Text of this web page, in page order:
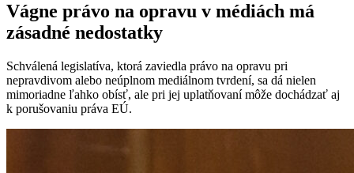
Vágne právo na opravu v médiách má
zásadné nedostatky
Schválená legislatíva, ktorá zaviedla právo na opravu pri
nepravdivom alebo neúplnom mediálnom tvrdení, sa dá nielen
mimoriadne ľahko obísť, ale pri jej uplatňovaní môže dochádzať aj
k porušovaniu práva EÚ.